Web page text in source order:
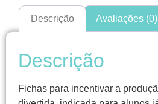
Descrição Avaliações (0)
Descrição
Fichas para incentivar a